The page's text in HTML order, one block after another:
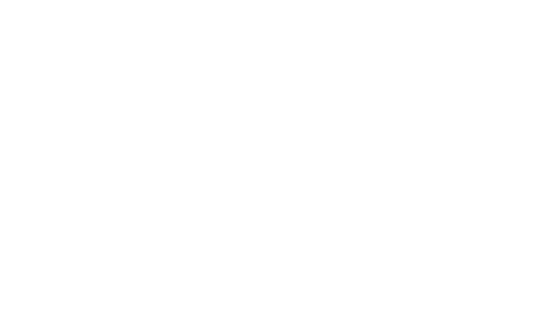
упаковке.